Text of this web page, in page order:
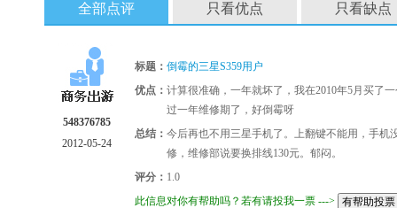
全部点评 只看优点 只看缺点
548376785
2012-05-24
标题： 倒霉的三星S359用户
优点： 计算很准确，一年就坏了，我在2010年5月买了
过一年维修期了，好倒霉呀
总结： 今后再也不用三星手机了。上翻键不能用，手
修，维修部说要换排线130元。郁闷。
评分： 1.0
此信息对你有帮助吗？若有请投我一票 --->